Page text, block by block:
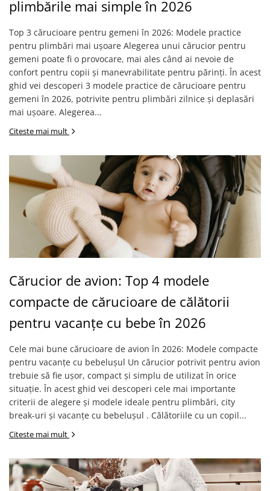
Decoratiuni
Figurine jucarii mici
Jucarii electronice
Jucarii interactive
Frumusete si Bijuterii
Jocuri de societate
plimbările mai simple în 2026
Top 3 cărucioare pentru gemeni în 2026: Modele practice
pentru plimbări mai ușoare Alegerea unui cărucior pentru
gemeni poate fi o provocare, mai ales când ai nevoie de
confort pentru copii și manevrabilitate pentru părinți. În acest
ghid vei descoperi 3 modele practice de cărucioare pentru
gemeni în 2026, potrivite pentru plimbări zilnice și deplasări
mai ușoare. Alegerea...
Citeste mai mult
Cărucior de avion: Top 4 modele
compacte de cărucioare de călătorii
pentru vacanțe cu bebe în 2026
Cele mai bune cărucioare de avion în 2026: Modele compacte
pentru vacanțe cu bebelușul Un cărucior potrivit pentru avion
trebuie să fie ușor, compact și simplu de utilizat în orice
situație. În acest ghid vei descoperi cele mai importante
criterii de alegere și modele ideale pentru plimbări, city
break-uri și vacanțe cu bebelușul . Călătoriile cu un copil...
Citeste mai mult